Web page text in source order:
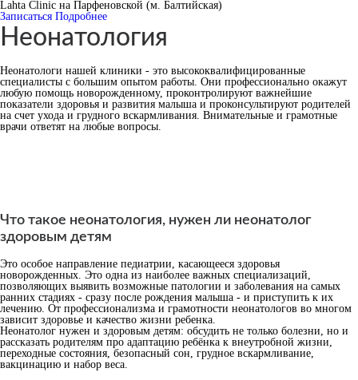
Lahta Clinic на Парфеновской (м. Балтийская)
Записаться Подробнее
Неонатология
Неонатологи нашей клиники - это высококвалифицированные
специалисты с большим опытом работы. Они профессионально окажут
любую помощь новорожденному, проконтролируют важнейшие
показатели здоровья и развития малыша и проконсультируют родителей
на счет ухода и грудного вскармливания. Внимательные и грамотные
врачи ответят на любые вопросы.
Что такое неонатология, нужен ли неонатолог
здоровым детям
Это особое направление педиатрии, касающееся здоровья
новорожденных. Это одна из наиболее важных специализаций,
позволяющих выявить возможные патологии и заболевания на самых
ранних стадиях - сразу после рождения малыша - и приступить к их
лечению. От профессионализма и грамотности неонатологов во многом
зависит здоровье и качество жизни ребенка.
Неонатолог нужен и здоровым детям: обсудить не только болезни, но и
рассказать родителям про адаптацию ребёнка к внеутробной жизни,
переходные состояния, безопасный сон, грудное вскармливание,
вакцинацию и набор веса.